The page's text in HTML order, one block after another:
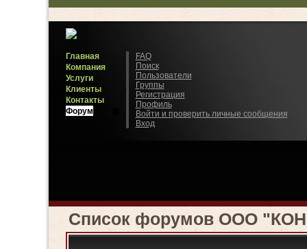
Главная
Компания
Услуги
Клиенты
Контакты
Форум
FAQ
Поиск
Пользователи
Группы
Регистрация
Профиль
Войти и проверить личные сообщения
Вход
Список форумов ООО